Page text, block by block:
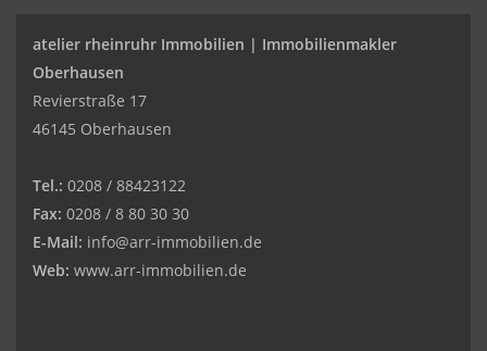
atelier rheinruhr Immobilien | Immobilienmakler
Oberhausen
Revierstraße 17
46145 Oberhausen
Tel.: 0208 / 88423122
Fax: 0208 / 8 80 30 30
E-Mail: info@arr-immobilien.de
Web: www.arr-immobilien.de